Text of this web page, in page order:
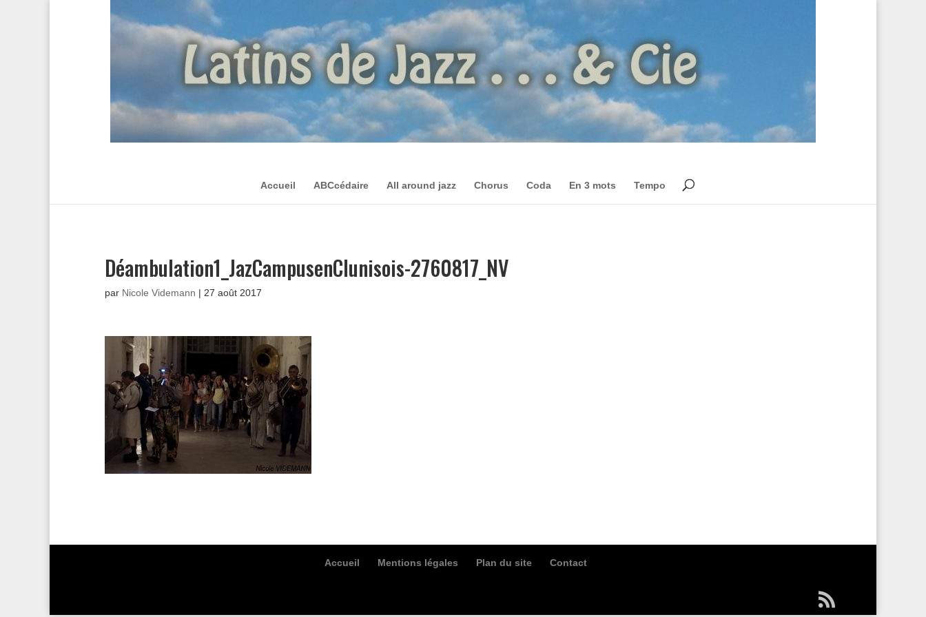
Accueil ABCcédaire All around jazz Chorus Coda En 3 mots Tempo
Déambulation1_JazCampusenClunisois-2760817_NV
par Nicole Videmann | 27 août 2017
Accueil Mentions légales Plan du site Contact